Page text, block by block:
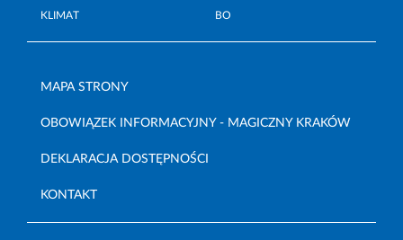
KLIMAT BO
MAPA STRONY
OBOWIĄZEK INFORMACYJNY - MAGICZNY KRAKÓW
DEKLARACJA DOSTĘPNOŚCI
KONTAKT